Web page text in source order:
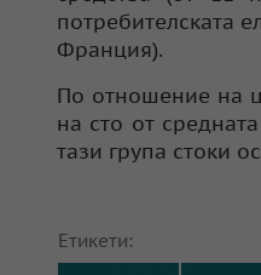
потребителската
Франция).
По отношение на
на сто от
тази група стоки
Етикети: